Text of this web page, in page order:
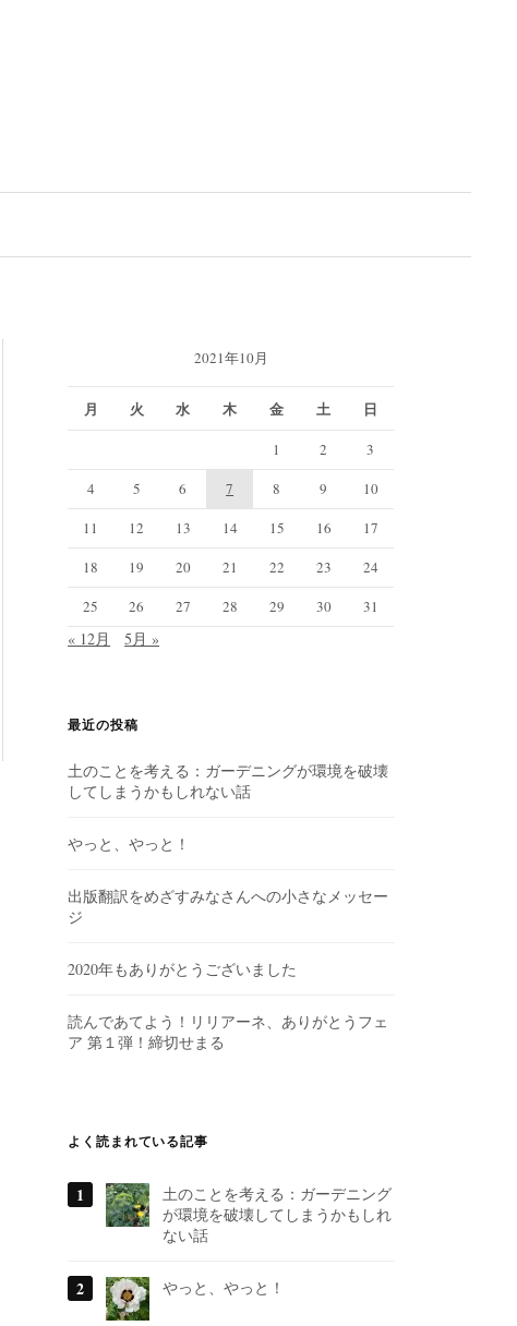
検
2021年10月
月 火 水 木 金 土 日
1 2
3
4
5 6 7 8 9
10
11
12 13 14 15 16
17
18
19 20 21 22 23
24
25
26 27 28 29 30 31
« 12月 5月 »
最近の投稿
土のことを考える：ガーデニングが環境を破壊
してしまうかもしれない話
やっと、やっと！
出版翻訳をめざすみなさんへの小さなメッセー
ジ
2020年もありがとうございました
読んであてよう！リリアーネ、ありがとうフェ
ア 第１弾！締切せまる
よく読まれている記事
土のことを考える：ガーデニング
が環境を破壊してしまうかもしれ
ない話
やっと、やっと！